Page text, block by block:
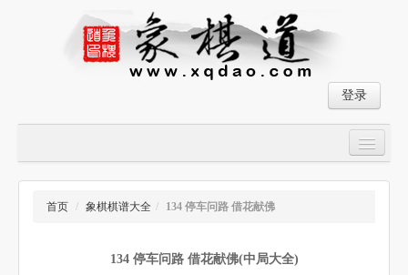
登录
大师对局
首页 / 象棋棋谱大全 / 134 停车问路 借花献佛
134 停车问路 借花献佛(中局大全)